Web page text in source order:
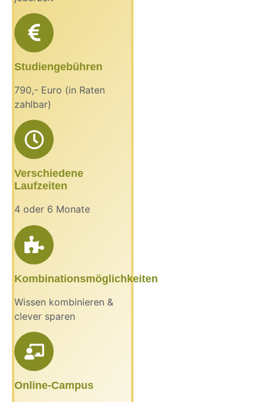
Studiengebühren
790,- Euro (in Raten
zahlbar)
Verschiedene
Laufzeiten
4 oder 6 Monate
Kombinationsmöglichkeiten
Wissen kombinieren &
clever sparen
Online-Campus